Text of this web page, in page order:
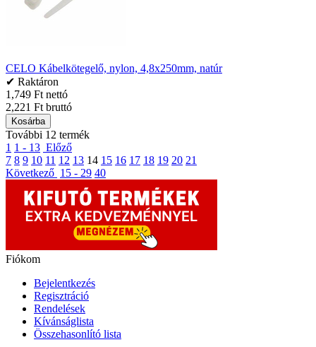
CELO Kábelkötegelő, nylon, 4,8x250mm, natúr
✔ Raktáron
1,749 Ft nettó
2,221 Ft bruttó
Kosárba
További 12 termék
1 1 - 13 Előző
7 8 9 10 11 12 13 14 15 16 17 18 19 20 21
Következő 15 - 29 40
Fiókom
Bejelentkezés
Regisztráció
Rendelések
Kívánságlista
Összehasonlító lista